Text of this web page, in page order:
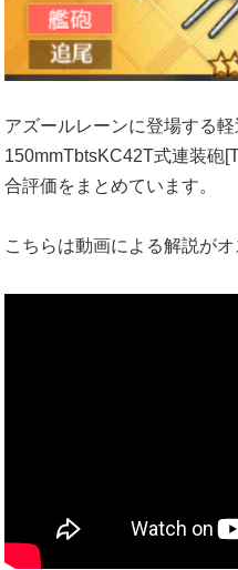
アズールレーンに登場する
150mmTbtsKC42T式連装砲
合評価をまとめています。
こちらは動画による解説がオ